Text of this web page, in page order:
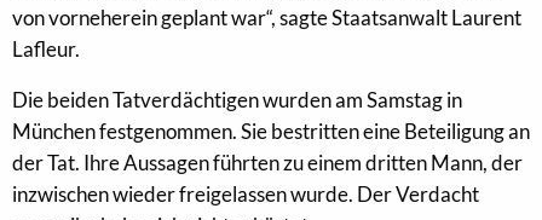
von vorneherein geplant war“, sagte Staatsanwalt Laurent
Lafleur.
Die beiden Tatverdächtigen wurden am Samstag in
München festgenommen. Sie bestritten eine Beteiligung an
der Tat. Ihre Aussagen führten zu einem dritten Mann, der
inzwischen wieder freigelassen wurde. Der Verdacht